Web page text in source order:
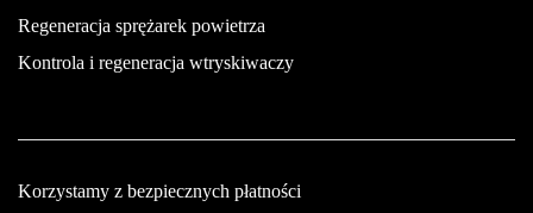
Regeneracja sprężarek powietrza
Kontrola i regeneracja wtryskiwaczy
Korzystamy z bezpiecznych płatności